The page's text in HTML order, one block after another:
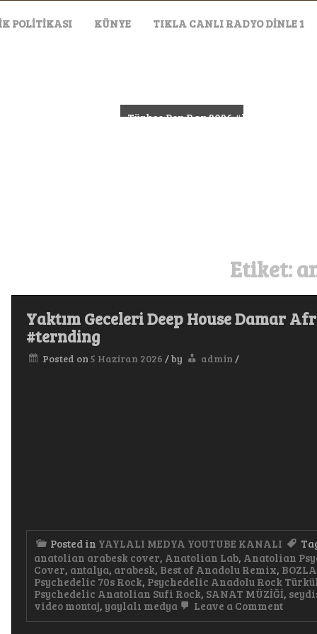
POLITIKASI KÜNYE TIKLA CANLI RADYO DİNLE 1
Türkçe Pop Rap 2026 #keşfet #music #rap #trap
Etiket:
Yaktım Geceleri Deep House Damar
#ternding
Posted on 5 Haziran 2026 /by admin /
Posted in YAYLALI MEDYA YOUTUBE KANALI
anatolian arabesk cover, Anatolian Lab, Anatolian
Cover, antalya, arabesk, Best of Anadolu Remix,
Psychedelic 70s Rock, Psychedelic Anadolu Rock
Psychedelic Anatolian Sufi Rock, SANAT MÜZİĞİ,
video montaj, yaylalı medya Leave a Commenton